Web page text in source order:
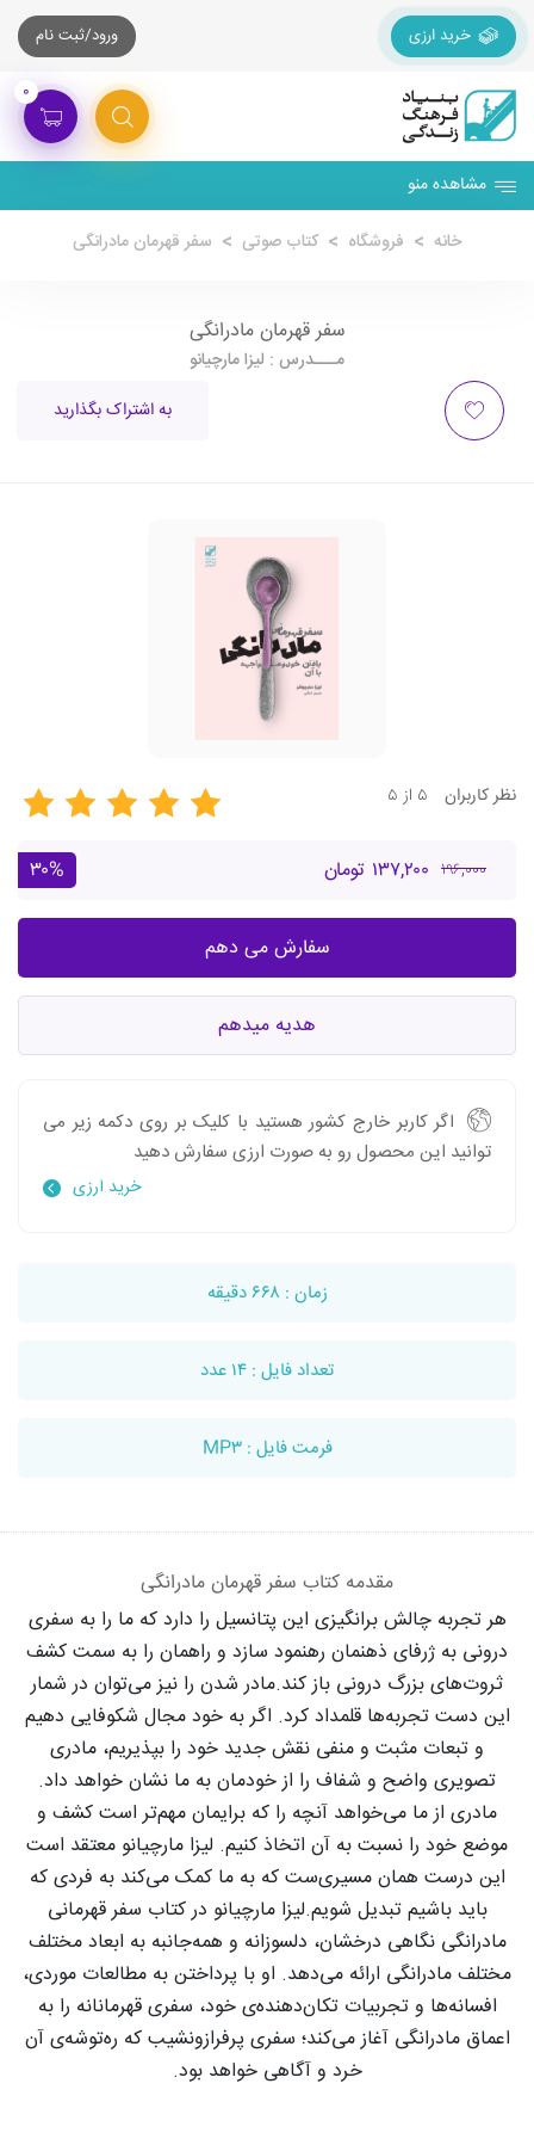
خرید ارزی ورود/ثبت نام
۰
مشاهده منو
خانه فروشگاه کتاب صوتی سفر قهرمان مادرانگی
سفر قهرمان مادرانگی
مـــدرس : لیزا مارچیانو
به اشتراک بگذارید
نظرکاربران
۱۹۶,۰۰۰ ۱۳۷,۲۰۰ تومان ۳۰%
سفارش می دهم
هدیه میدهم
اگر کاربر خارج کشور هستید با کلیک بر روی دکمه زیر می
توانید این محصول رو به صورت ارزی سفارش دهید
خرید ارزی
زمان : ۶۶۸ دقیقه
تعداد فایل : ۱۴ عدد
فرمت فایل : MP۳
مقدمه کتاب سفر قهرمان مادرانگی
هر تجربه چالش برانگیزی این پتانسیل را دارد که ما را به سفری
درونی به ژرفای ذهنمان رهنمود سازد و راهمان را به سمت کشف
ثروت‌های بزرگ درونی باز کند.مادر شدن را نیز می‌توان در شمار
این دست تجربه‌ها قلمداد کرد. اگر به خود مجال شکوفایی دهیم
و تبعات مثبت و منفی نقش جدید خود را بپذیریم، مادری
تصویری واضح و شفاف را از خودمان به ما نشان خواهد داد.
مادری از ما می‌خواهد آنچه را که برایمان مهم‌تر است کشف و
موضع خود را نسبت به آن اتخاذ کنیم. لیزا مارچیانو معتقد است
این درست همان مسیری‌ست که به ما کمک می‌کند به فردی که
باید باشیم تبدیل شویم.لیزا مارچیانو در کتاب سفر قهرمانی
مادرانگی نگاهی درخشان، دلسوزانه و همه‌جانبه به ابعاد مختلف
مختلف مادرانگی ارائه می‌دهد. او با پرداختن به مطالعات موردی،
افسانه‌ها و تجربیات تکان‌دهنده‌ی خود، سفری قهرمانانه را به
اعماق مادرانگی آغاز می‌کند؛ سفری پرفرازونشیب که ره‌توشه‌ی آن
خرد و آگاهی خواهد بود.